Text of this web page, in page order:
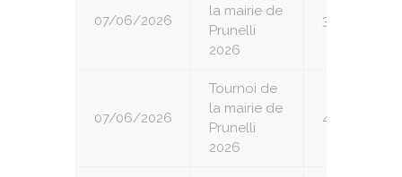
07/06/2026
la mairie de
Prunelli
2026
3
07/06/2026
Tournoi de
la mairie de
Prunelli
2026
4